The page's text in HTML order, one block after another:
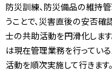
防災訓練、防災備品の維持
うことで、災害直後の安否確
士の共助活動を円滑化しま
は現在管理業務を行ってい
活動を順次実施して行きます。